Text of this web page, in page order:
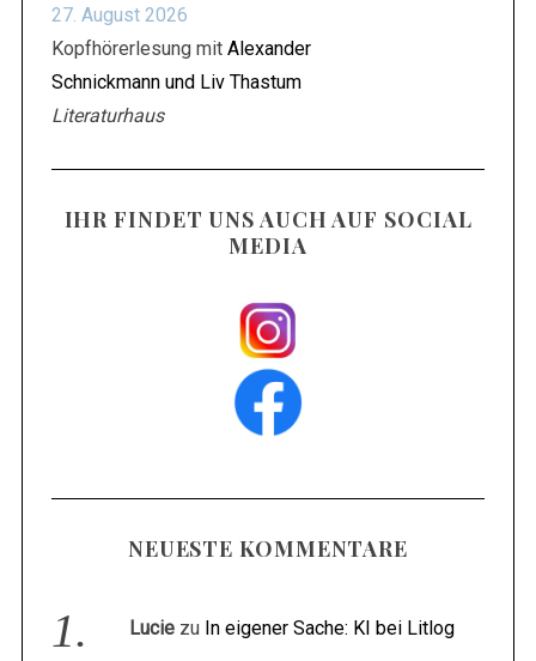
27. August 2026
Kopfhörerlesung mit Alexander
Schnickmann und Liv Thastum
Literaturhaus
IHR FINDET UNS AUCH AUF SOCIAL
MEDIA
NEUESTE KOMMENTARE
Lucie zu In eigener Sache: KI bei Litlog